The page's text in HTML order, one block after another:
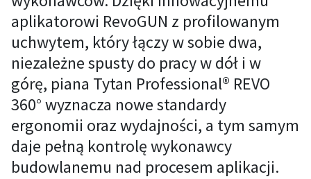
aplikatorowi RevoGUN z profilowanym
uchwytem, który łączy w sobie dwa,
niezależne spusty do pracy w dół i w
górę, piana Tytan Professional® REVO
360° wyznacza nowe standardy
ergonomii oraz wydajności, a tym samym
daje pełną kontrolę wykonawcy
budowlanemu nad procesem aplikacji.